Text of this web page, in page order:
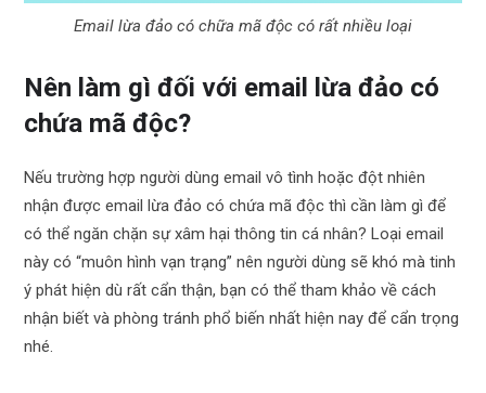
Email lừa đảo có chữa mã độc có rất nhiều loại
Nên làm gì đối với email lừa đảo có
chứa mã độc?
Nếu trường hợp người dùng email vô tình hoặc đột nhiên
nhận được email lừa đảo có chứa mã độc thì cần làm gì để
có thể ngăn chặn sự xâm hại thông tin cá nhân? Loại email
này có “muôn hình vạn trạng” nên người dùng sẽ khó mà tinh
ý phát hiện dù rất cẩn thận, bạn có thể tham khảo về cách
nhận biết và phòng tránh phổ biến nhất hiện nay để cẩn trọng
nhé.